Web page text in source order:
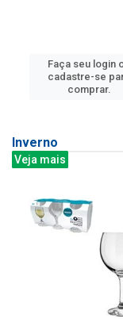
Faça seu login
cadastre-se
comprar.
Inverno
Veja mais